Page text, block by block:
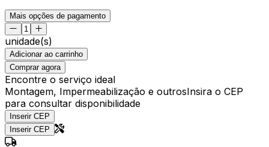
Mais opções de pagamento
unidade(s)
Adicionar ao carrinho
Comprar agora
Encontre o serviço ideal
Montagem, Impermeabilização e outrosInsira o CEP
para consultar disponibilidade
Inserir CEP
Inserir CEP